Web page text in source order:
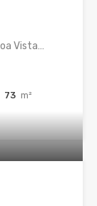
Vista…
73 m²